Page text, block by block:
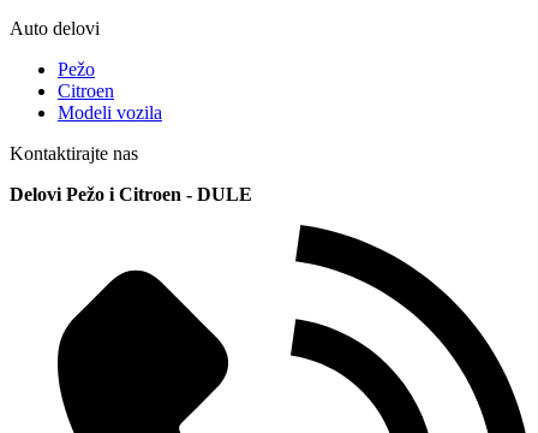
Auto delovi
Pežo
Citroen
Modeli vozila
Kontaktirajte nas
Delovi Pežo i Citroen - DULE